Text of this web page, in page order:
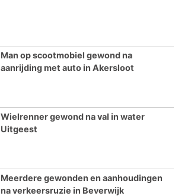
Man op scootmobiel gewond na
aanrijding met auto in Akersloot
Wielrenner gewond na val in water
Uitgeest
Meerdere gewonden en aanhoudingen
na verkeersruzie in Beverwijk